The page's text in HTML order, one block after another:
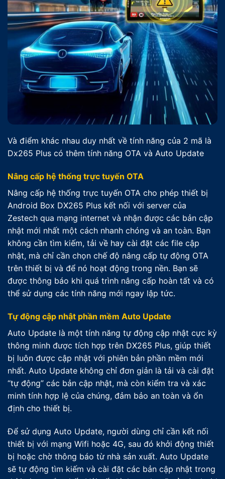
Và điểm khác nhau duy nhất về tính năng của 2 mã là
Dx265 Plus có thêm tính năng OTA và Auto Update
Nâng cấp hệ thống trực tuyến OTA
Nâng cấp hệ thống trực tuyến OTA cho phép thiết bị
Android Box DX265 Plus kết nối với server của
Zestech qua mạng internet và nhận được các bản cập
nhật mới nhất một cách nhanh chóng và an toàn. Bạn
không cần tìm kiếm, tải về hay cài đặt các file cập
nhật, mà chỉ cần chọn chế độ nâng cấp tự động OTA
trên thiết bị và để nó hoạt động trong nền. Bạn sẽ
được thông báo khi quá trình nâng cấp hoàn tất và có
thể sử dụng các tính năng mới ngay lập tức.
Tự động cập nhật phần mềm Auto Update
Auto Update là một tính năng tự động cập nhật cực kỳ
thông minh được tích hợp trên DX265 Plus, giúp thiết
bị luôn được cập nhật với phiên bản phần mềm mới
nhất. Auto Update không chỉ đơn giản là tải và cài đặt
“tự động” các bản cập nhật, mà còn kiểm tra và xác
minh tính hợp lệ của chúng, đảm bảo an toàn và ổn
định cho thiết bị.
Để sử dụng Auto Update, người dùng chỉ cần kết nối
thiết bị với mạng Wifi hoặc 4G, sau đó khởi động thiết
bị hoặc chờ thông báo từ nhà sản xuất. Auto Update
sẽ tự động tìm kiếm và cài đặt các bản cập nhật trong